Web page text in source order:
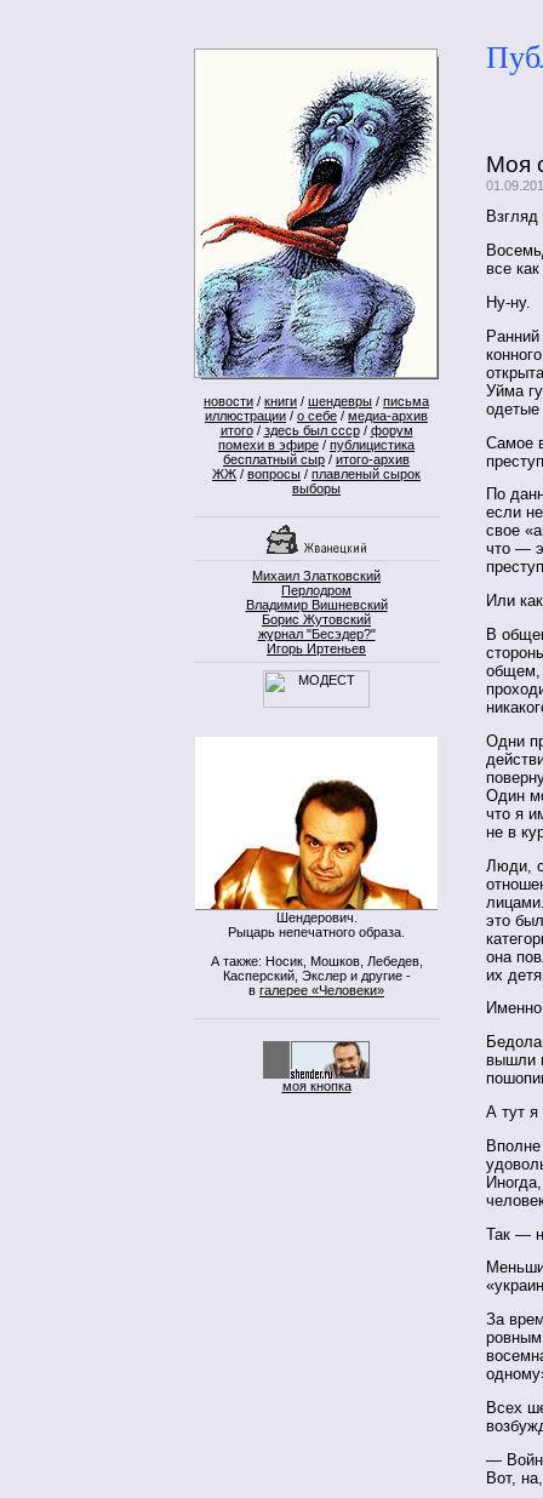
новости / книги / шендевры / письма
иллюстрации / о себе / медиа-архив
итого/ здесь был ссср/ форум
помехи в эфире / публицистика
бесплатный сыр / итого-архив
ЖЖ / вопросы / плавленый сырок
выборы
Михаил Златковский
Перлодром
Владимир Вишневский
Борис Жутовский
журнал "Бесэдер?"
Игорь Иртеньев
Шендерович.
Рыцарь непечатного образа.
А также: Носик, Мошков, Лебедев,
Касперский, Экслер и другие -
в галерее «Человеки»
моя кнопка
Моя
Взгляд
все
Ну-ну.
Уйма
Самое
По
если
свое
что —
Или
В
общем,
Одни
Один
что я
не в
Люди,
это
она
их
вышли
А тут я
Так —
За
ровным
Всех
—
Вот,